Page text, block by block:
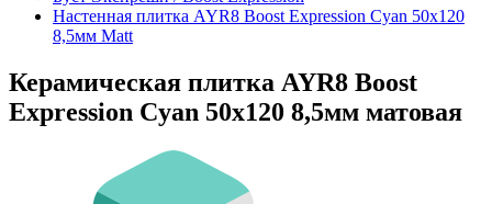
Настенная плитка AYR8 Boost Expression Cyan 50x120
8,5мм Matt
Керамическая плитка AYR8 Boost
Expression Cyan 50x120 8,5мм матовая